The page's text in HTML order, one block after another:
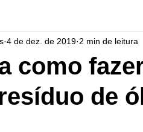
CGU IBAMA SISEMA
como
de
4 de dez. de 2019 2 min de leitura